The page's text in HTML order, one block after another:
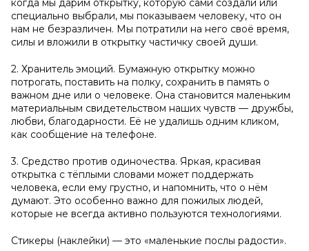
когда мы дарим открытку, которую сами создали или
специально выбрали, мы показываем человеку, что он
нам не безразличен. Мы потратили на него своё время,
силы и вложили в открытку частичку своей души.
2. Хранитель эмоций. Бумажную открытку можно
потрогать, поставить на полку, сохранить в память о
важном дне или о человеке. Она становится маленьким
материальным свидетельством наших чувств — дружбы,
любви, благодарности. Её не удалишь одним кликом,
как сообщение на телефоне.
3. Средство против одиночества. Яркая, красивая
открытка с тёплыми словами может поддержать
человека, если ему грустно, и напомнить, что о нём
думают. Это особенно важно для пожилых людей,
которые не всегда активно пользуются технологиями.
Стикеры (наклейки) — это «маленькие послы радости».